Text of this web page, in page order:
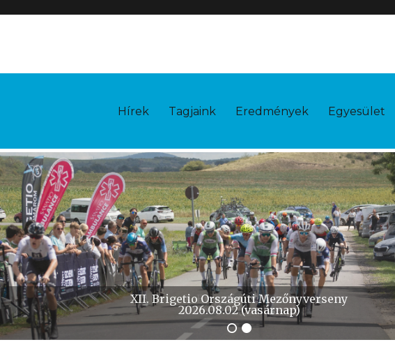
Hírek Tagjaink Eredmények Egyesület
X. Brigetio Időfutam
2026.10.11 (vasárnap)